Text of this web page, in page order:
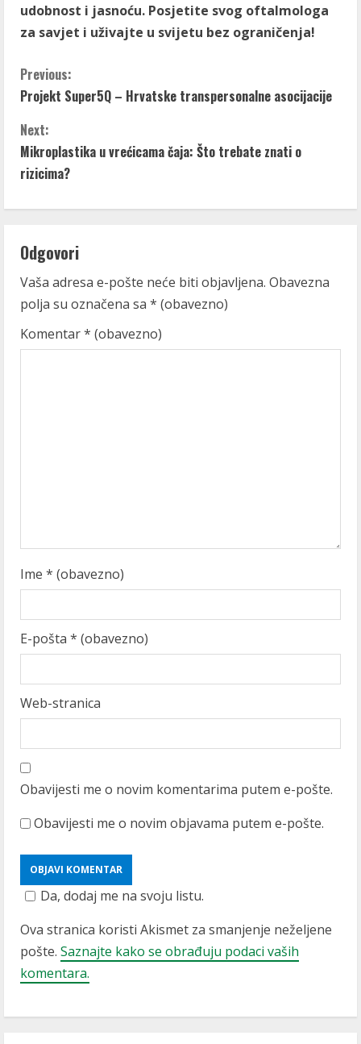
udobnost i jasnoću. Posjetite svog oftalmologa
za savjet i uživajte u svijetu bez ograničenja!
C
o
n
t
i
n
u
e
R
g
Previous:
Projekt Super5Q – Hrvatske transpersonalne asocijacije
Next:
Mikroplastika u vrećicama čaja: Što trebate znati o
rizicima?
Odgovori
Vaša adresa e-pošte neće biti objavljena. Obavezna
polja su označena sa * (obavezno)
Komentar* (obavezno)
Ime * (obavezno)
E-pošta * (obavezno)
Web-stranica
Obavijesti me o novim komentarima putem e-pošte.
Obavijesti me o novim objavama putem e-pošte.
Da, dodaj me na svoju listu.
Ova stranica koristi Akismet za smanjenje neželjene
pošte. Saznajte kako se obrađuju podaci vaših
komentara.